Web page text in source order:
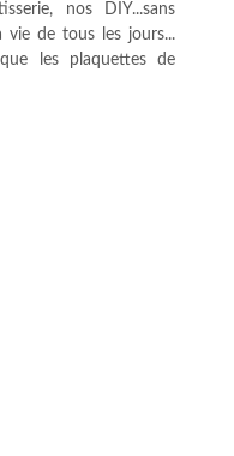
nos DIY...sans
de tous les jours...
les plaquettes de